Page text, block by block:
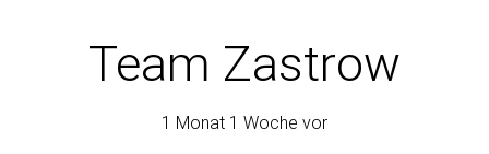
Team Zastrow
1 Monat 1 Woche vor